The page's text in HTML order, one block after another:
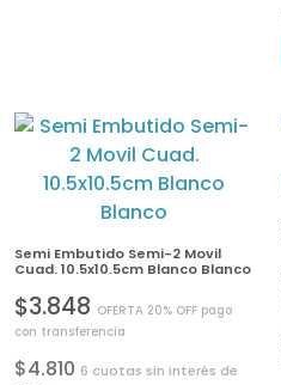
Semi Embutido Semi-2 Movil
Cuad. 10.5x10.5cm Blanco Blanco
$3.848 OFERTA 20% OFF pago
con transferencia
$4.810 6 cuotas sin interés de